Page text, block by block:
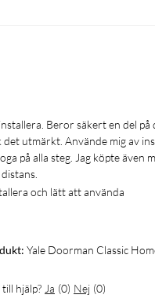
det utmärkt. Använde mig av
på alla steg. Jag köpte
och lätt att använda
Yale Doorman Classic
hjälp? Ja (0) Nej (0)